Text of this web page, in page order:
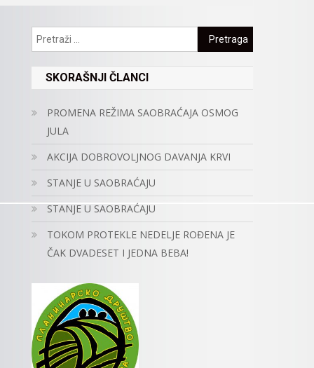
Pretraga:
SKORAŠNJI ČLANCI
PROMENA REŽIMA SAOBRAĆAJA OSMOG
JULA
AKCIJA DOBROVOLJNOG DAVANJA KRVI
STANJE U SAOBRAĆAJU
STANJE U SAOBRAĆAJU
TOKOM PROTEKLE NEDELJE ROĐENA JE
ČAK DVADESET I JEDNA BEBA!